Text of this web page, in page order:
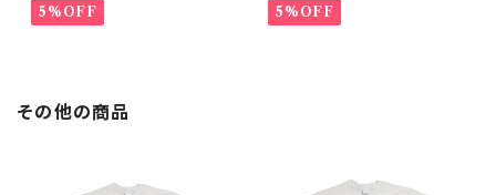
5%OFF 5%OFF
その他の商品